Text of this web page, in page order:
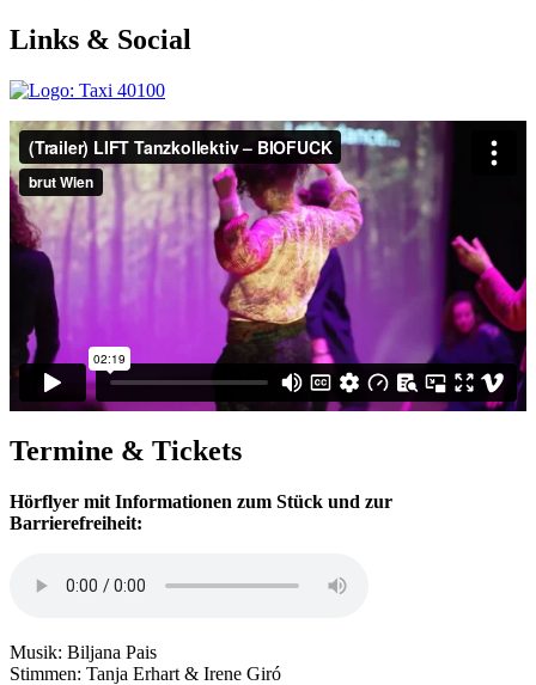
Links & Social
Termine & Tickets
Hörflyer mit Informationen zum Stück und zur
Barrierefreiheit:
Musik: Biljana Pais
Stimmen: Tanja Erhart & Irene Giró